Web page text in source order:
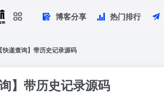
博客分享 热门排行
【快递查询】带历史记录源码
询】带历史记录源码